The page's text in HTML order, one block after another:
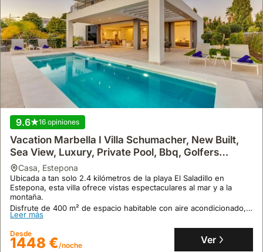
8.7 9 opiniones
Nice Villa With A Garden
casa,Estepona
A solo 8 minutos a pie de la playa El Saladillo, esta villa en
Estepona ofrece alquiler vacacional con piscina privada y jardín
espacioso.
9.6 16 opiniones
Vacation Marbella I Villa Schumacher, New Built,
Sea View, Luxury, Private Pool, Bbq, Golfers
Paradise, Entertainment Room
casa, Estepona
Ubicada a tan solo 2.4 kilómetros de la playa El Saladillo en
Estepona, esta villa ofrece vistas espectaculares al mar y a la
montaña.
Disfrute de 400 m² de espacio habitable con aire acondicionado, 5
dormitorios, piscina privada, solárium y un parque acuático in situ,
Leer más
Desde
1448 €/noche Ver